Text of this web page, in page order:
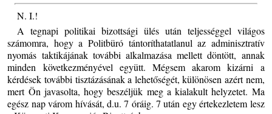
N. I.!
A tegnapi politikai bizottsági ülés után teljességgel világos
számomra, hogy a Politbüró tántoríthatatlanul az adminisztratív
nyomás taktikájának további alkalmazása mellett döntött, annak
minden következményével együtt. Mégsem akarom kizárni a
kérdések további tisztázásának a lehetőségét, különösen azért nem,
mert Ön javasolta, hogy beszéljük meg a kialakult helyzetet. Ma
egész nap várom hívását, d.u. 7 óráig. 7 után egy értekezletem lesz